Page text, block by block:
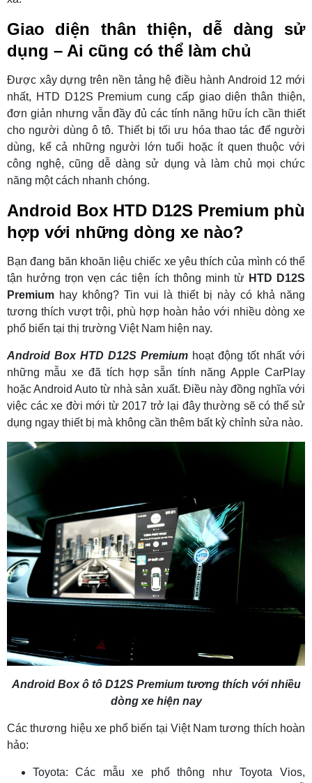
Giao diện thân thiện, dễ dàng sử
dụng – Ai cũng có thể làm chủ
Được xây dựng trên nền tảng hệ điều hành Android 12 mới
nhất, HTD D12S Premium cung cấp giao diện thân thiện,
đơn giản nhưng vẫn đầy đủ các tính năng hữu ích cần thiết
cho người dùng ô tô. Thiết bị tối ưu hóa thao tác để người
dùng, kể cả những người lớn tuổi hoặc ít quen thuộc với
công nghệ, cũng dễ dàng sử dụng và làm chủ mọi chức
năng một cách nhanh chóng.
Android Box HTD D12S Premium phù
hợp với những dòng xe nào?
Bạn đang băn khoăn liệu chiếc xe yêu thích của mình có thể
tận hưởng trọn vẹn các tiện ích thông minh từ HTD D12S
Premium hay không? Tin vui là thiết bị này có khả năng
tương thích vượt trội, phù hợp hoàn hảo với nhiều dòng xe
phổ biến tại thị trường Việt Nam hiện nay.
Android Box HTD D12S Premium hoạt động tốt nhất với
những mẫu xe đã tích hợp sẵn tính năng Apple CarPlay
hoặc Android Auto từ nhà sản xuất. Điều này đồng nghĩa với
việc các xe đời mới từ 2017 trở lại đây thường sẽ có thể sử
dụng ngay thiết bị mà không cần thêm bất kỳ chỉnh sửa nào.
Android Box ô tô D12S Premium tương thích với nhiều
dòng xe hiện nay
Các thương hiệu xe phổ biến tại Việt Nam tương thích hoàn
hảo:
Toyota: Các mẫu xe phổ thông như Toyota Vios,